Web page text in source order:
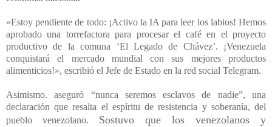
«Estoy pendiente de todo: ¡Activo la IA para leer los labios! Hemos
aprobado una torrefactora para procesar el café en el proyecto
productivo de la comuna ‘El Legado de Chávez’. ¡Venezuela
conquistará el mercado mundial con sus mejores productos
alimenticios!», escribió el Jefe de Estado en la red social Telegram.
Asimismo. aseguró “nunca seremos esclavos de nadie”, una
declaración que resalta el espíritu de resistencia y soberanía, del
pueblo venezolano. Sostuvo que los venezolanos y